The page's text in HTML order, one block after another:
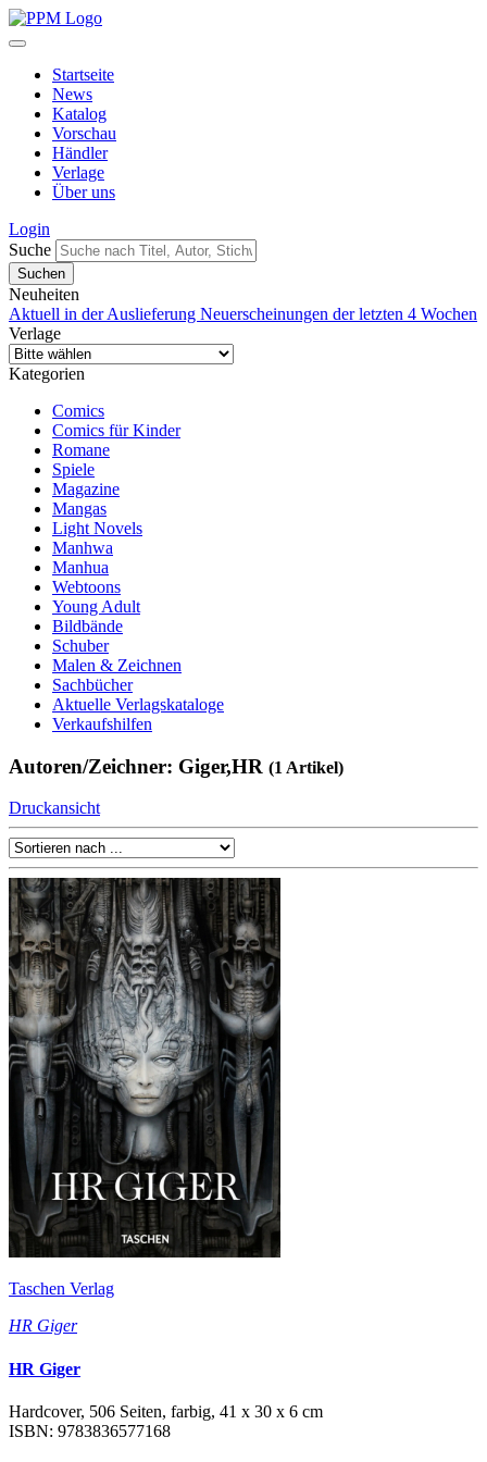
Startseite
News
Katalog
Vorschau
Händler
Verlage
Über uns
Login
Suche
Neuheiten
Aktuell in der Auslieferung Neuerscheinungen der letzten 4 Wochen
Verlage
Kategorien
Comics
Comics für Kinder
Romane
Spiele
Magazine
Mangas
Light Novels
Manhwa
Manhua
Webtoons
Young Adult
Bildbände
Schuber
Malen & Zeichnen
Sachbücher
Aktuelle Verlagskataloge
Verkaufshilfen
Autoren/Zeichner: Giger,HR (1 Artikel)
Druckansicht
Taschen Verlag
HR Giger
HR Giger
Hardcover, 506 Seiten, farbig, 41 x 30 x 6 cm
ISBN: 9783836577168